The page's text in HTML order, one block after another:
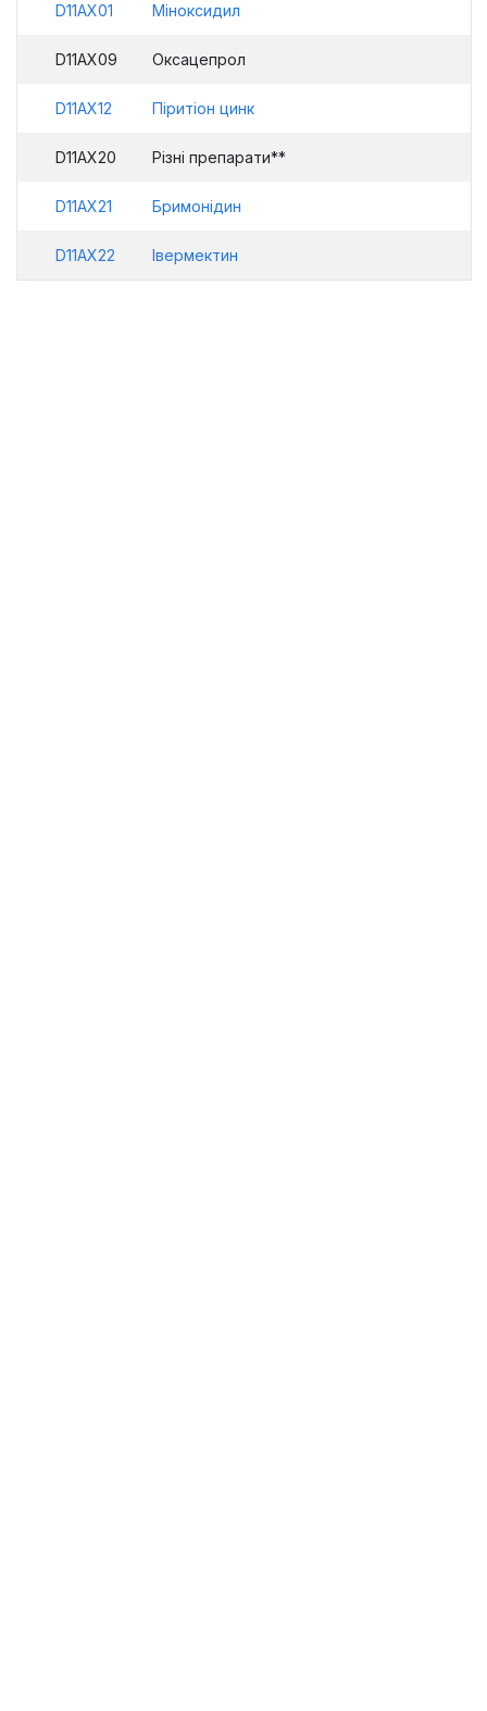
D11AX01 Міноксидил
D11AX09 Оксацепрол
D11AX12 Піритіон цинк
D11AX20 Різні препарати**
D11AX21 Бримонідин
D11AX22 Івермектин